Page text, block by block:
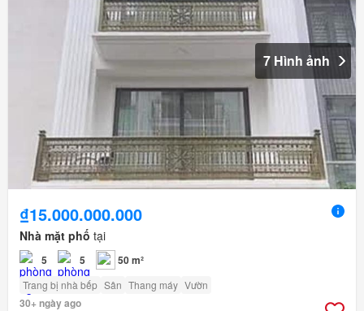
7 Hình ảnh
₫15.000.000.000
Nhà mặt phố tại
5 5 50 m²
Trang bị nhà bếp Sân Thang máy Vườn
30+ ngày ago